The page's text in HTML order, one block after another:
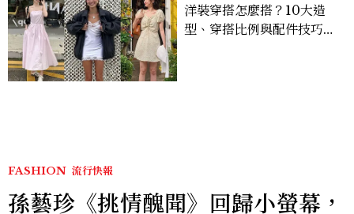
洋裝穿搭怎麼搭？10大造
型、穿搭比例與配件技巧一
FASHION 流行快報
孫藝珍《挑情醜聞》回歸小螢幕，